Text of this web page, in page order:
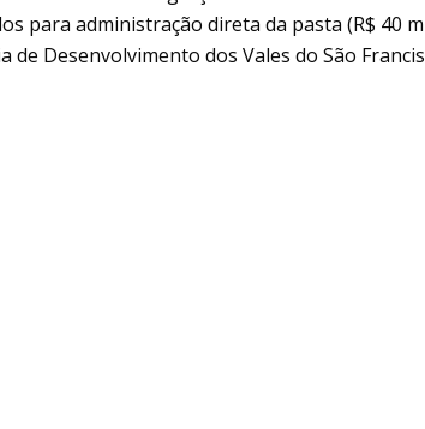
para administração direta da pasta (R$ 40
de Desenvolvimento dos Vales do São